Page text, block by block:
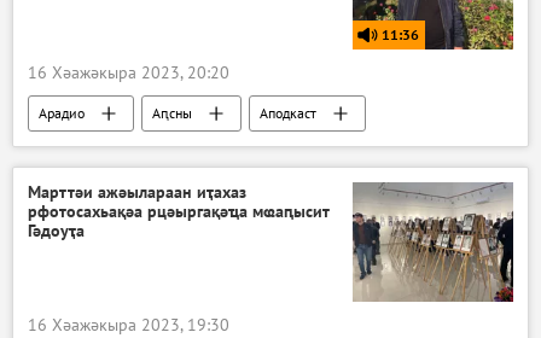
11:36
16 Хәажәкыра 2023, 20:20
Арадио Аԥсны Аподкаст
Марттәи ажәылараан иҭахаз
рфотосахьақәа рцәыргақәҵа мҩаԥысит
Гәдоуҭа
16 Хәажәкыра 2023, 19:30